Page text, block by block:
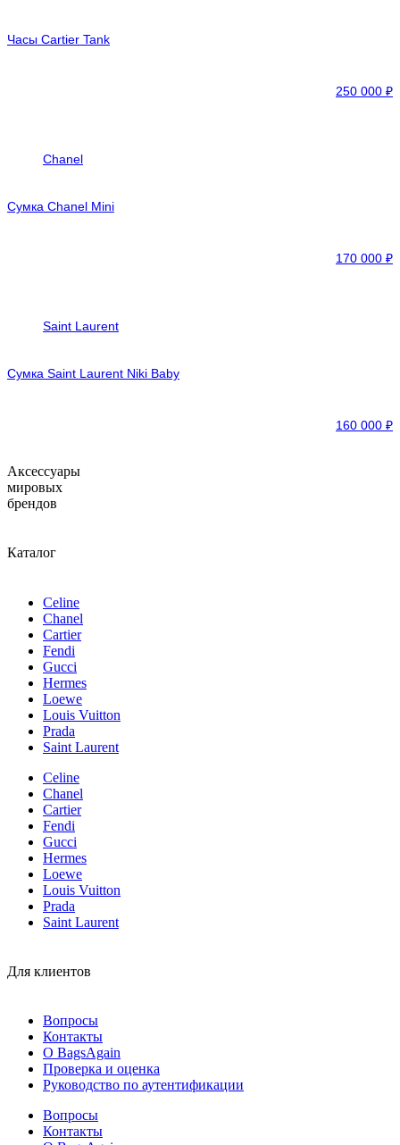
Часы Cartier Tank
250 000 ₽
Chanel
Сумка Chanel Mini
170 000 ₽
Saint Laurent
Сумка Saint Laurent Niki Baby
160 000 ₽
Аксессуары
мировых
брендов
Каталог
Celine
Chanel
Cartier
Fendi
Gucci
Hermes
Loewe
Louis Vuitton
Prada
Saint Laurent
Celine
Chanel
Cartier
Fendi
Gucci
Hermes
Loewe
Louis Vuitton
Prada
Saint Laurent
Для клиентов
Вопросы
Контакты
О BagsAgain
Проверка и оценка
Руководство по аутентификации
Вопросы
Контакты